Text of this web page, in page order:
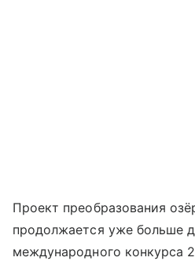
Проект преобразования
продолжается уже больше
международного конкурса